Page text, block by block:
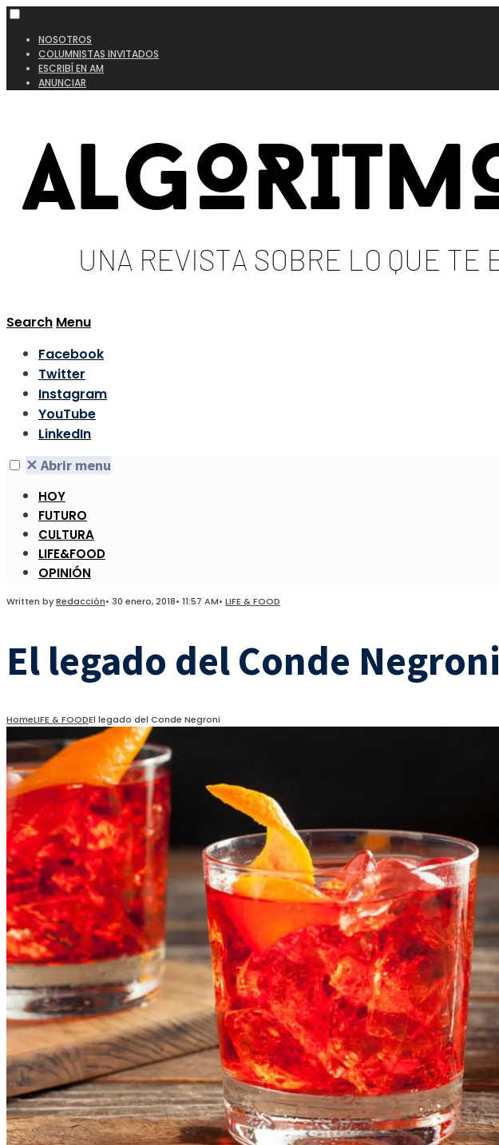
NOSOTROS
COLUMNISTAS INVITADOS
ESCRIBÍ EN AM
ANUNCIAR
Search Menu
Facebook
Twitter
Instagram
YouTube
LinkedIn
✕ Abrir menu
HOY
FUTURO
CULTURA
LIFE&FOOD
OPINIÓN
Written byRedacción• 30 enero, 2018• 11:57 AM• LIFE & FOOD
El legado del Conde Negroni
HomeLIFE & FOODEl legado del Conde Negroni